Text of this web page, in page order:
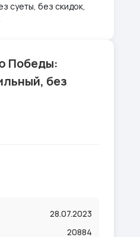
суеты, без скидок,
Победы:
без
28.07.2023
20884